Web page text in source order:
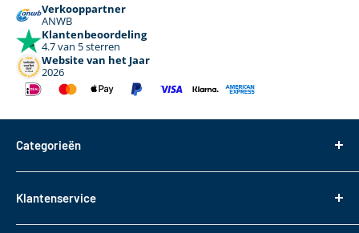
Verkooppartner
ANWB
Klantenbeoordeling
4.7 van 5 sterren
Website van het Jaar
2026
Categorieën
Dakdragers
Klantenservice